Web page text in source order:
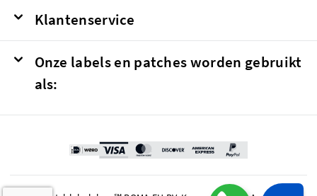
Klantenservice
Onze labels en patches worden gebruikt
als: